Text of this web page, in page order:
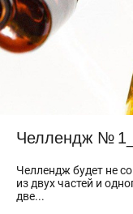
Челлендж №
Челлендж будет не
из двух частей и
две...